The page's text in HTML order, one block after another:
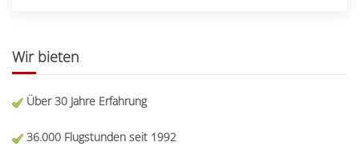
Wir bieten
Über 30 Jahre Erfahrung
36.000 Flugstunden seit 1992